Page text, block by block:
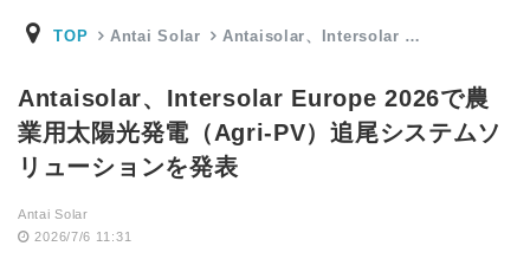
TOP Antai Solar Antaisolar、Intersolar …
Antaisolar、Intersolar Europe 2026で農
業用太陽光発電（Agri-PV）追尾システムソ
リューションを発表
Antai Solar
2026/7/6 11:31